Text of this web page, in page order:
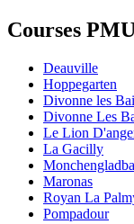
Courses
Deauville
Hoppegarten
Divonne les
Divonne Les
Le Lion
La Gacilly
Maronas
Royan La
Pompadour